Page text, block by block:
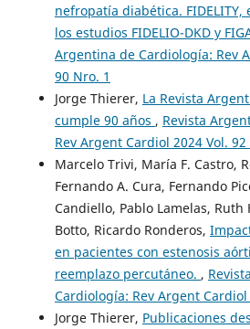
nefropatía diabética.
los estudios FIDELIO-DKD y
Argentina de Cardiología: Rev
90 Nro. 1
Jorge Thierer, La Revista
cumple 90 años , Revista
Rev Argent Cardiol 2024 Vol.
Marcelo Trivi, María F. Castro,
Fernando A. Cura, Fernando
Candiello, Pablo Lamelas,
Botto, Ricardo Ronderos,
en pacientes con estenosis
reemplazo percutáneo. ,
Cardiología: Rev Argent
Jorge Thierer, Publicaciones